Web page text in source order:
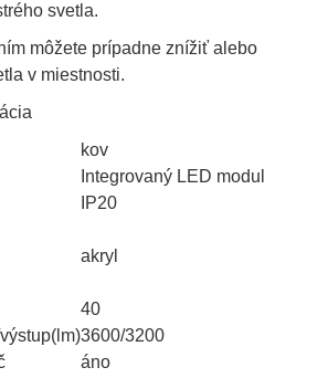
svetla.
môžete prípadne znížiť alebo
v miestnosti.
kov
Integrovaný LED modul
IP20
akryl
40
3600/3200
áno